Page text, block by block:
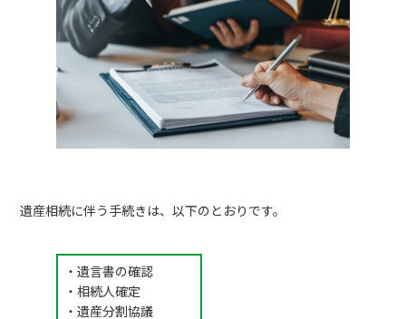
遺産相続に伴う手続きは、以下のとおりです。
・遺言書の確認
・相続人確定
・遺産分割協議